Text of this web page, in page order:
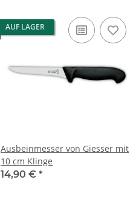
AUF LAGER
Ausbeinmesser von Giesser mit
10 cm Klinge
14,90 € *